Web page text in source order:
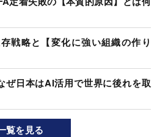
戦略と【変化に強い組織の作り
ぜ日本はAI活用で世界に後れを取
覧を見る